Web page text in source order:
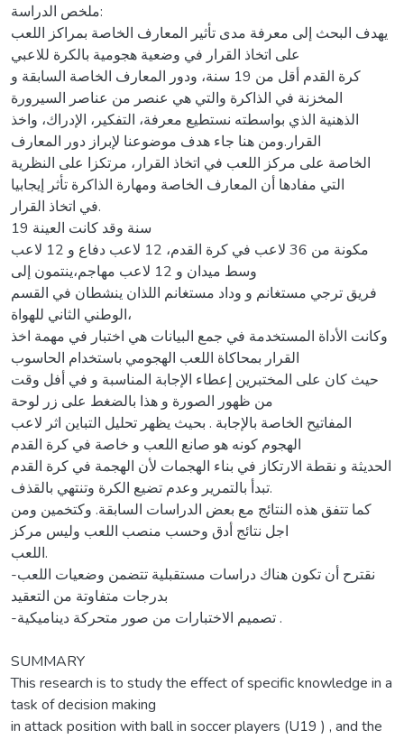
ملخص الدراسة:
يهدف البحث إلى معرفة مدى تأثير المعارف الخاصة بمراكز اللعب
على اتخاذ القرار في وضعية هجومية بالكرة للاعبي
كرة القدم أقل من 19 سنة، ودور المعارف الخاصة السابقة و
المخزنة في الذاكرة والتي هي عنصر من عناصر السيرورة
الذهنية الذي بواسطته نستطيع معرفة، التفكير، الإدراك، واخذ
القرار.ومن هنا جاء هدف موضوعنا لإبراز دور المعارف
الخاصة على مركز اللعب في اتخاذ القرار، مرتكزا على النظرية
التي مفادها أن المعارف الخاصة ومهارة الذاكرة تأثر إيجابيا
في اتخاذ القرار.
19 سنة وقد كانت العينة
مكونة من 36 لاعب في كرة القدم، 12 لاعب دفاع و 12 لاعب
وسط ميدان و 12 لاعب مهاجم،ينتمون إلى
فريق ترجي مستغانم و وداد مستغانم اللذان ينشطان في القسم
الوطني الثاني للهواة،
وكانت الأداة المستخدمة في جمع البيانات هي اختبار في مهمة اخذ
القرار بمحاكاة اللعب الهجومي باستخدام الحاسوب
حيث كان على المختبرين إعطاء الإجابة المناسبة و في أفل وقت
من ظهور الصورة و هذا بالضغط على زر لوحة
المفاتيح الخاصة بالإجابة . بحيث يظهر تحليل التباين اثر لاعب
الهجوم كونه هو صانع اللعب و خاصة في كرة القدم
الحديثة و نقطة الارتكاز في بناء الهجمات لأن الهجمة في كرة القدم
تبدأ بالتمرير وعدم تضيع الكرة وتنتهي بالقذف.
كما تتفق هذه النتائج مع بعض الدراسات السابقة. وكتخمين ومن
اجل نتائج أدق وحسب منصب اللعب وليس مركز
اللعب.
-نقترح أن تكون هناك دراسات مستقبلية تتضمن وضعيات اللعب
بدرجات متفاوتة من التعقيد
-تصميم الاختبارات من صور متحركة ديناميكية .
SUMMARY
This research is to study the effect of specific knowledge in a
task of decision making
in attack position with ball in soccer players (U19 ) , and the